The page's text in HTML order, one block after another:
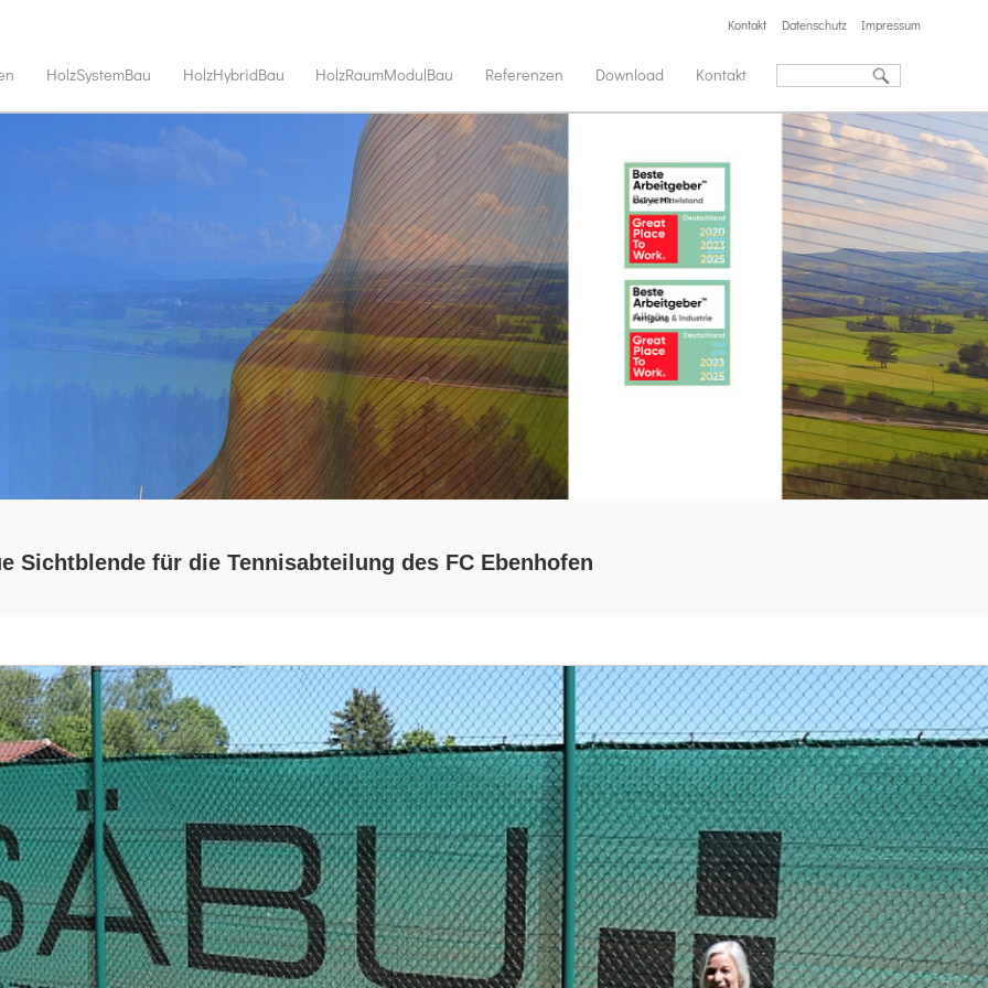
Kontakt Datenschutz Impressum
HolzSystemBau HolzHybridBau HolzRaumModulBau Referenzen Download Kontakt
Sichtblende für die Tennisabteilung des FC Ebenhofen